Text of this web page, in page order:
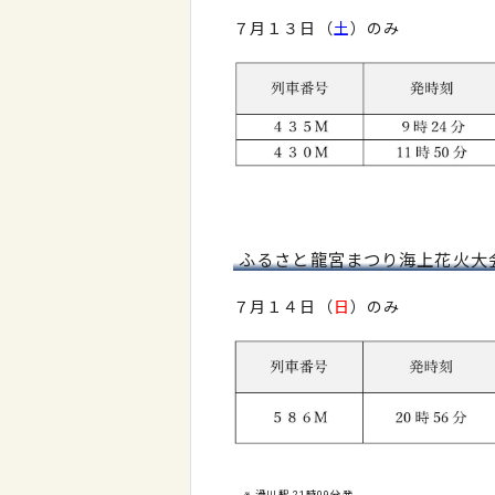
７月１３日（土）のみ
ふるさと龍宮まつり海上花火
７月１４日（ 日 ）のみ